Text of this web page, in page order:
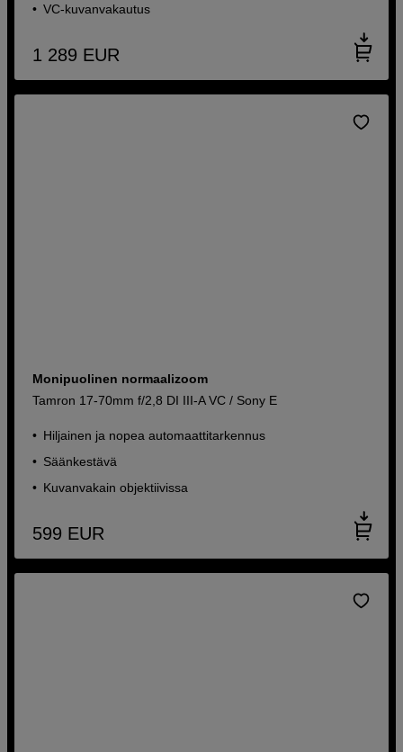
VC-kuvanvakautus
1 289 EUR
Monipuolinen normaalizoom
Tamron 17-70mm f/2,8 DI III-A VC / Sony E
Hiljainen ja nopea automaattitarkennus
Säänkestävä
Kuvanvakain objektiivissa
599 EUR